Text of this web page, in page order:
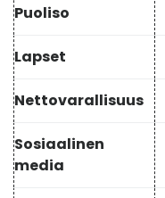
Puoliso
Lapset
Nettovarallisuus
Sosiaalinen
media